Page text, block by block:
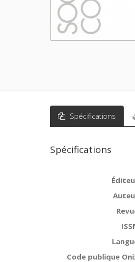
Spécifications
Spécifications
Code publique